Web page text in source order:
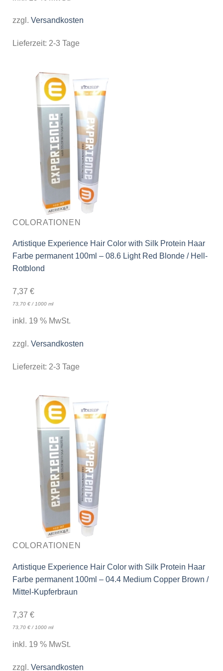
zzgl. Versandkosten
Lieferzeit: 2-3 Tage
COLORATIONEN
Artistique Experience Hair Color with Silk Protein Haar
Farbe permanent 100ml – 08.6 Light Red Blonde / Hell-
Rotblond
7,37 €
73,70 €/1000 ml
inkl. 19 % MwSt.
zzgl. Versandkosten
Lieferzeit: 2-3 Tage
COLORATIONEN
Artistique Experience Hair Color with Silk Protein Haar
Farbe permanent 100ml – 04.4 Medium Copper Brown /
Mittel-Kupferbraun
7,37 €
73,70 €/ 1000 ml
inkl. 19 % MwSt.
zzgl. Versandkosten